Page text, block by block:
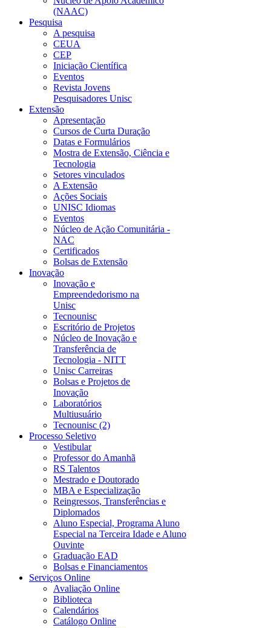
(NAAC)
Pesquisa
A pesquisa
CEUA
CEP
Iniciação Científica
Eventos
Revista Jovens
Pesquisadores Unisc
Extensão
Apresentação
Cursos de Curta Duração
Datas e Formulários
Mostra de Extensão, Ciência e
Tecnologia
Setores vinculados
A Extensão
Ações Sociais
UNISC Idiomas
Eventos
Núcleo de Ação Comunitária -
NAC
Certificados
Bolsas de Extensão
Inovação
Inovação e
Empreendedorismo na
Unisc
Tecnounisc
Escritório de Projetos
Núcleo de Inovação e
Transferência de
Tecnologia - NITT
Unisc Carreiras
Bolsas e Projetos de
Inovação
Laboratórios
Multiusuário
Tecnounisc (2)
Processo Seletivo
Vestibular
Professor do Amanhã
RS Talentos
Mestrado e Doutorado
MBA e Especialização
Reingressos, Transferências e
Diplomados
Aluno Especial, Programa Aluno
Especial na Terceira Idade e Aluno
Ouvinte
Graduação EAD
Bolsas e Financiamentos
Serviços Online
Avaliação Online
Biblioteca
Calendários
Catálogo Online